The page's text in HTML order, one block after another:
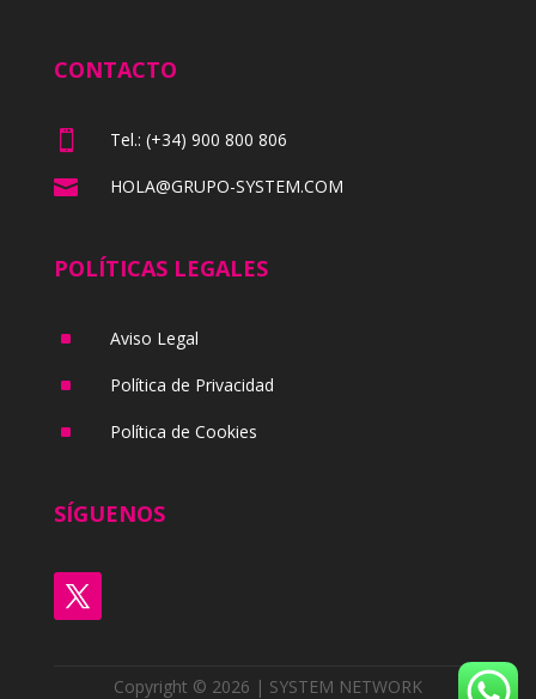
CONTACTO
 Tel.: (+34) 900 800 806
 HOLA@GRUPO-SYSTEM.COM
POLÍTICAS LEGALES
^ Aviso Legal
^ Política de Privacidad
^ Política de Cookies
SÍGUENOS
Copyright © 2026 | SYSTEM NETWORK